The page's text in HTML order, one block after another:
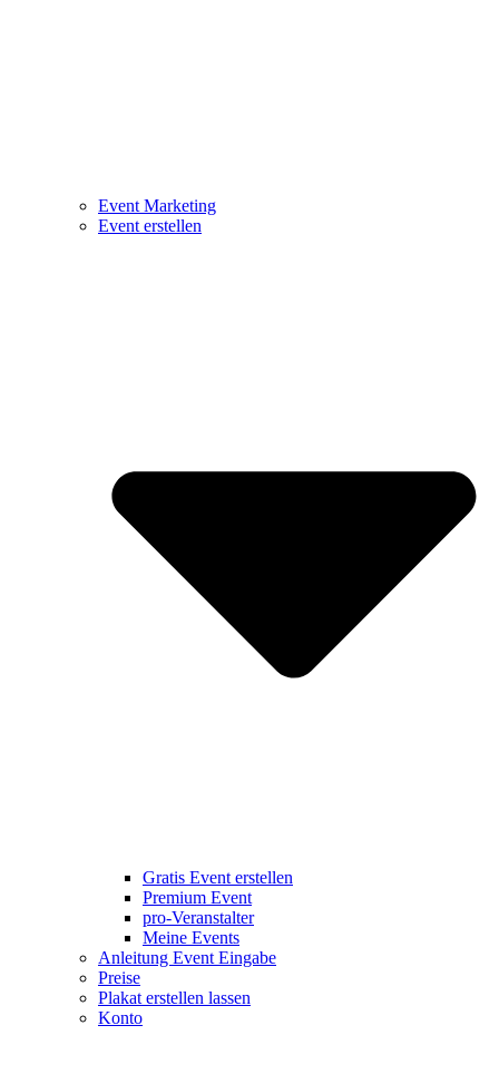
Event Marketing
Event erstellen
Gratis Event erstellen
Premium Event
pro-Veranstalter
Meine Events
Anleitung Event Eingabe
Preise
Plakat erstellen lassen
Konto